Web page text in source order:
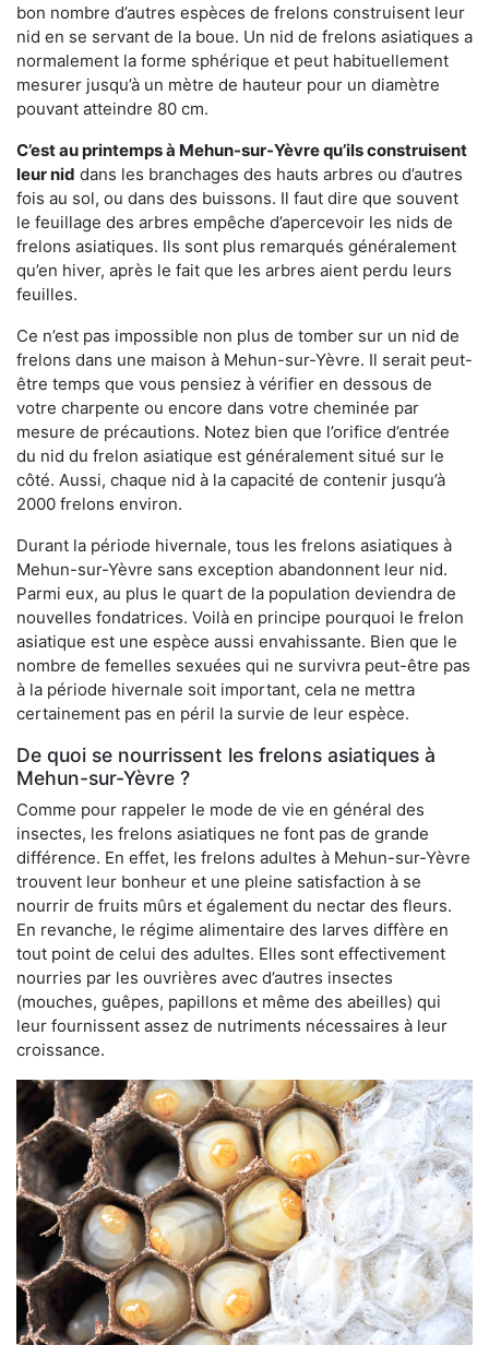
bon nombre d’autres espèces de frelons construisent leur
nid en se servant de la boue. Un nid de frelons asiatiques a
normalement la forme sphérique et peut habituellement
mesurer jusqu’à un mètre de hauteur pour un diamètre
pouvant atteindre 80 cm.
C’est au printemps à Mehun-sur-Yèvre qu’ils construisent
leur nid dans les branchages des hauts arbres ou d’autres
fois au sol, ou dans des buissons. Il faut dire que souvent
le feuillage des arbres empêche d’apercevoir les nids de
frelons asiatiques. Ils sont plus remarqués généralement
qu’en hiver, après le fait que les arbres aient perdu leurs
feuilles.
Ce n’est pas impossible non plus de tomber sur un nid de
frelons dans une maison à Mehun-sur-Yèvre. Il serait peut-
être temps que vous pensiez à vérifier en dessous de
votre charpente ou encore dans votre cheminée par
mesure de précautions. Notez bien que l’orifice d’entrée
du nid du frelon asiatique est généralement situé sur le
côté. Aussi, chaque nid à la capacité de contenir jusqu’à
2000 frelons environ.
Durant la période hivernale, tous les frelons asiatiques à
Mehun-sur-Yèvre sans exception abandonnent leur nid.
Parmi eux, au plus le quart de la population deviendra de
nouvelles fondatrices. Voilà en principe pourquoi le frelon
asiatique est une espèce aussi envahissante. Bien que le
nombre de femelles sexuées qui ne survivra peut-être pas
à la période hivernale soit important, cela ne mettra
certainement pas en péril la survie de leur espèce.
De quoi se nourrissent les frelons asiatiques à
Mehun-sur-Yèvre ?
Comme pour rappeler le mode de vie en général des
insectes, les frelons asiatiques ne font pas de grande
différence. En effet, les frelons adultes à Mehun-sur-Yèvre
trouvent leur bonheur et une pleine satisfaction à se
nourrir de fruits mûrs et également du nectar des fleurs.
En revanche, le régime alimentaire des larves diffère en
tout point de celui des adultes. Elles sont effectivement
nourries par les ouvrières avec d’autres insectes
(mouches, guêpes, papillons et même des abeilles) qui
leur fournissent assez de nutriments nécessaires à leur
croissance.